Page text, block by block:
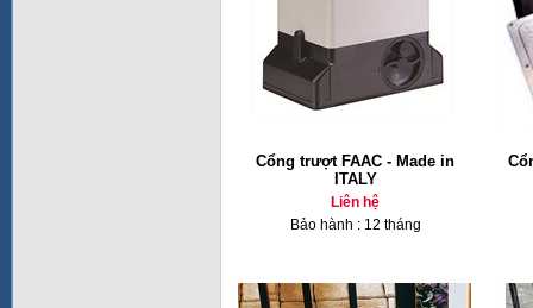
Cổng trượt FAAC - Made in
ITALY
Liên hệ
Bảo hành : 12 tháng